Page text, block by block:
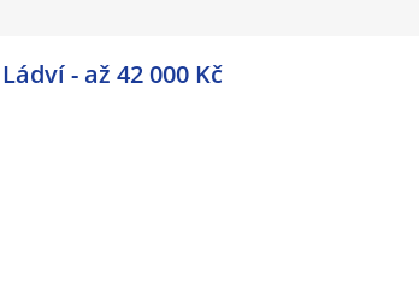
- až 42 000 Kč